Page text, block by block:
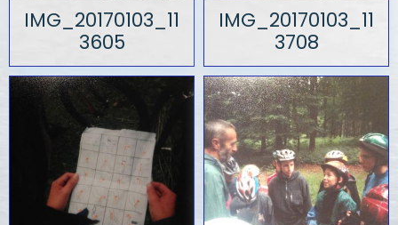
IMG_20170103_11
3605
IMG_20170103_11
3708